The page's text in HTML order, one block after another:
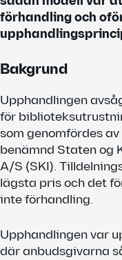
förhandling och
Bakgrund
Upphandlingen
för
som genomfördes
benämnd Staten og
A/S (SKI).
lägsta pris och det
inte förhandling.
Upphandlingen var
där anbudsgivarna